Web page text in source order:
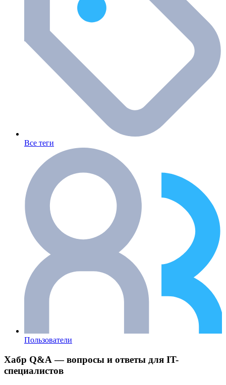
Все теги
Пользователи
Хабр Q&A — вопросы и ответы для IT-
специалистов